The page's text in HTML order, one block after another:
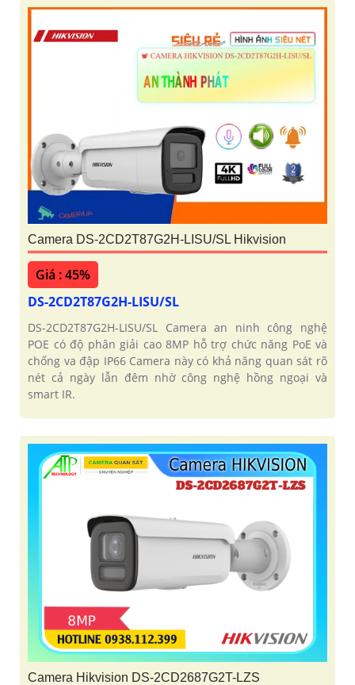
Camera DS-2CD2T87G2H-LISU/SL Hikvision
Giá : 45%
DS-2CD2T87G2H-LISU/SL
DS-2CD2T87G2H-LISU/SL Camera an ninh công nghệ
POE có độ phân giải cao 8MP hỗ trợ chức năng PoE và
chống va đập IP66 Camera này có khả năng quan sát rõ
nét cả ngày lẫn đêm nhờ công nghệ hồng ngoại và
smart IR.
Camera Hikvision DS-2CD2687G2T-LZS